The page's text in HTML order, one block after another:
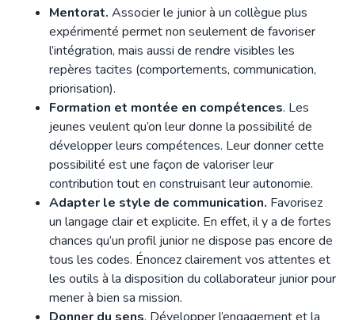
Mentorat.Associer le junior à un collègue plus
expérimenté permet non seulement de favoriser
l’intégration, mais aussi de rendre visibles les
repères tacites (comportements, communication,
priorisation).
Formation et montée en compétences. Les
jeunes veulent qu’on leur donne la possibilité de
développer leurs compétences. Leur donner cette
possibilité est une façon de valoriser leur
contribution tout en construisant leur autonomie.
Adapter le style de communication. Favorisez
un langage clair et explicite. En effet, il y a de fortes
chances qu’un profil junior ne dispose pas encore de
tous les codes. Énoncez clairement vos attentes et
les outils à la disposition du collaborateur junior pour
mener à bien sa mission.